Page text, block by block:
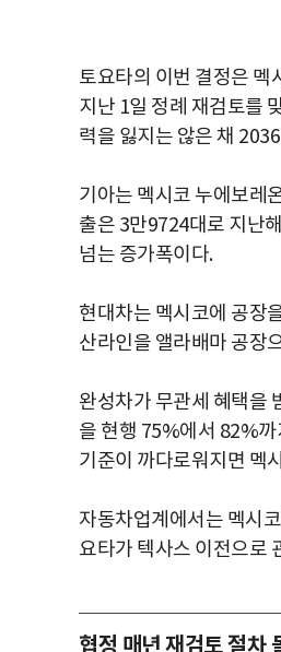
토요타의 이번 결정은 멕
지난 1일 정례 재검토를
력을 잃지는 않은 채
기아는 멕시코 누에보레
출은 3만9724대로 지난
넘는 증가폭이다.
현대차는 멕시코에 공장
산라인을 앨라배마 공장
완성차가 무관세 혜택을
을 현행 75%에서 82%까
기준이 까다로워지면 멕
자동차업계에서는 멕시
요타가 텍사스 이전으로